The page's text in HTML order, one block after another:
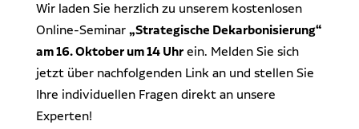
Wir laden Sie herzlich zu unserem kostenlosen
Online-Seminar „Strategische Dekarbonisierung“
am 16. Oktober um 14 Uhrein. Melden Sie sich
jetzt über nachfolgenden Link an und stellen Sie
Ihre individuellen Fragen direkt an unsere
Experten!